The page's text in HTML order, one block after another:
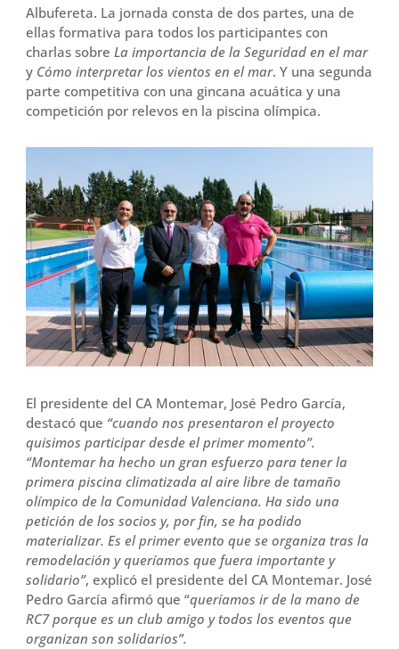
Albufereta. La jornada consta de dos partes, una de
ellas formativa para todos los participantes con
charlas sobre La importancia de la Seguridad en el mar
y Cómo interpretar los vientos en el mar. Y una segunda
parte competitiva con una gincana acuática y una
competición por relevos en la piscina olímpica.
El presidente del CA Montemar, José Pedro García,
destacó que “cuando nos presentaron el proyecto
quisimos participar desde el primer momento”.
“Montemar ha hecho un gran esfuerzo para tener la
primera piscina climatizada al aire libre de tamaño
olímpico de la Comunidad Valenciana. Ha sido una
petición de los socios y, por fin, se ha podido
materializar. Es el primer evento que se organiza tras la
remodelación y queríamos que fuera importante y
solidario”, explicó el presidente del CA Montemar. José
Pedro García afirmó que “queríamos ir de la mano de
RC7 porque es un club amigo y todos los eventos que
organizan son solidarios”.